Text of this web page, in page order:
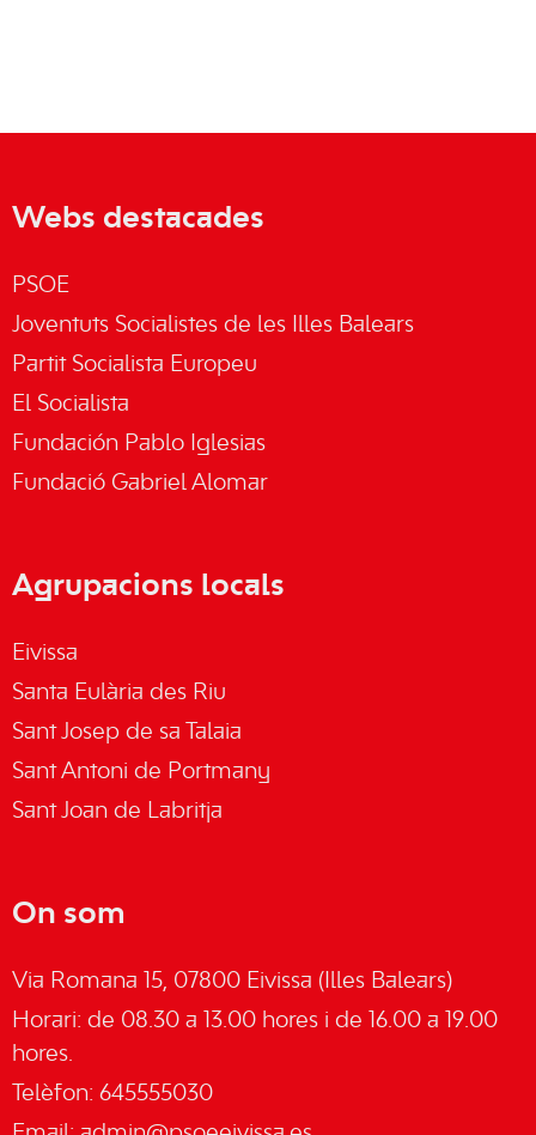
Webs destacades
PSOE
Joventuts Socialistes de les Illes Balears
Partit Socialista Europeu
El Socialista
Fundación Pablo Iglesias
Fundació Gabriel Alomar
Agrupacions locals
Eivissa
Santa Eulària des Riu
Sant Josep de sa Talaia
Sant Antoni de Portmany
Sant Joan de Labritja
On som
Via Romana 15, 07800 Eivissa (Illes Balears)
Horari: de 08.30 a 13.00 hores i de 16.00 a 19.00
hores.
Telèfon: 645555030